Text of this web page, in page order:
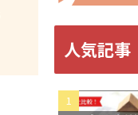
人気記事